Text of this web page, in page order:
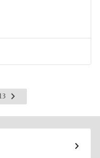
Pagina
successiva